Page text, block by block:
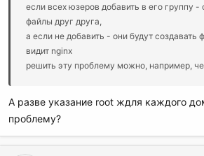
если всех юзеров добавить в его группу -
файлы друг друга,
а если не добавить - они будут создавать
видит nginx
решить эту проблему можно, например,
можно просто забить, задать домашним
группу, и сказать юзеры чтобы всем
доступ на чтение
А разве указание root ждля каждого
проблему?